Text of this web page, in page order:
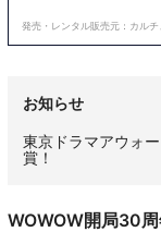
発売・レンタル販売元：カル
お知らせ
東京ドラマアウォ
賞！
WOWOW開局30